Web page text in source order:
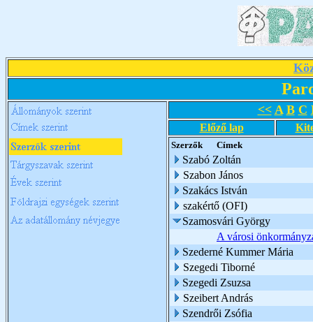
<< A B C
Előző lap
Szerzők Címek
Szabó Zoltán
Szabon János
Szakács István
szakértő (OFI)
Szamosvári György
A városi
Szederné Kummer Mária
Szegedi Tiborné
Szegedi Zsuzsa
Szeibert András
Szendrői Zsófia